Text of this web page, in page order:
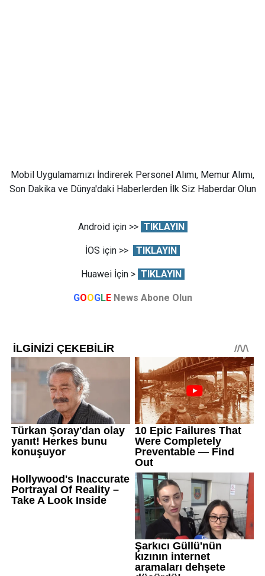
Mobil Uygulamamızı İndirerek Personel Alımı, Memur Alımı,
Son Dakika ve Dünya'daki Haberlerden İlk Siz Haberdar Olun
Android için >> TIKLAYIN
İOS için >> TIKLAYIN
Huawei İçin > TIKLAYIN
GOOGLE News Abone Olun